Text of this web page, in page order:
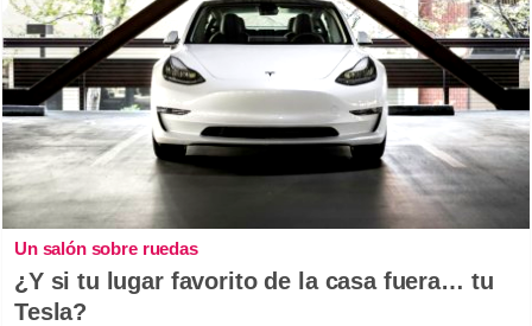
Un salón sobre ruedas
¿Y si tu lugar favorito de la casa fuera… tu
Tesla?